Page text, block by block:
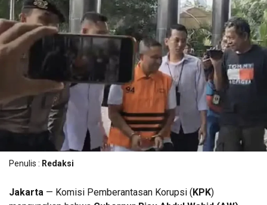
Penulis : Redaksi
Jakarta — Komisi Pemberantasan Korupsi ( KPK)